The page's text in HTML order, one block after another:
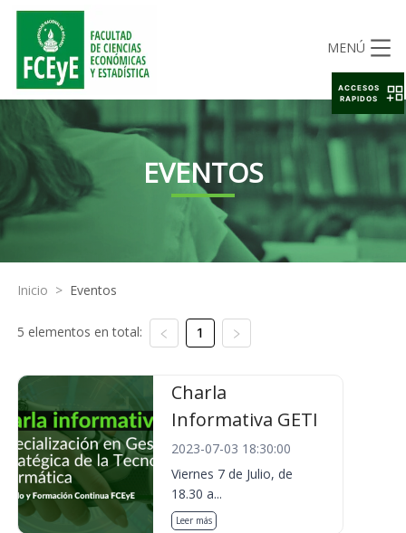
MENÚ
EVENTOS
Inicio > Eventos
5 elementos en total: 1
Charla
Informativa GETI
2023-07-03 18:30:00
Viernes 7 de Julio, de
18.30 a...
Leer más
ACCESOS
RAPIDOS